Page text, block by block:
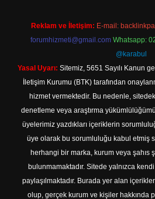
Reklam ve İletişim: E-mail:
forumhizmeti@gmail.com Whatsapp:
@karabul
Yasal Uyarı: Sitemiz, 5651 Sayılı Kanun
İletişim Kurumu (BTK) tarafından
hizmet vermektedir. Bu nedenle,
denetleme veya araştırma
üyelerimiz yazdıkları içeriklerin
üye olarak bu sorumluluğu kabul etmiş
herhangi bir marka, kurum veya şahıs
bulunmamaktadır. Sitede yalnızca kendi
paylaşılmaktadır. Burada yer alan
olup, gerçek kurum ve kişiler hakkında